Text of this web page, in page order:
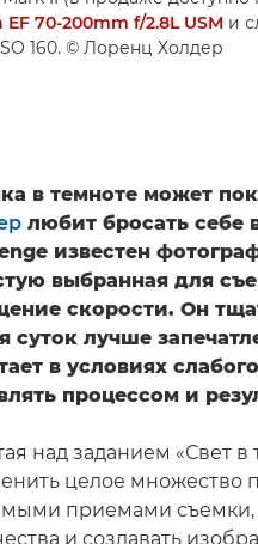
EF 70-200mm f/2.8L USM и
160. © Лоренц Холдер
в темноте может
любит бросать себе
известен
выбранная для
скорости. Он
суток лучше
в условиях
процессом и
над заданием «Свет
целое множество
приемами съемки,
и создавать